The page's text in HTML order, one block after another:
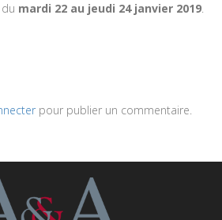
mardi 22 au jeudi 24 janvier 2019.
pour publier un commentaire.